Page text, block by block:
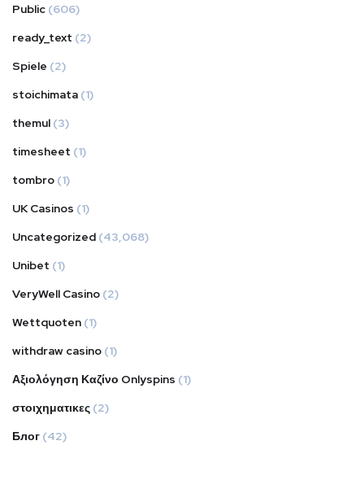
Public (606)
ready_text (2)
Spiele (2)
stoichimata (1)
themul (3)
timesheet (1)
tombro (1)
UK Casinos (1)
Uncategorized (43,068)
Unibet (1)
VeryWell Casino (2)
Wettquoten (1)
withdraw casino (1)
Αξιολόγηση Καζίνο Onlyspins (1)
στοιχηματικες (2)
Блог (42)